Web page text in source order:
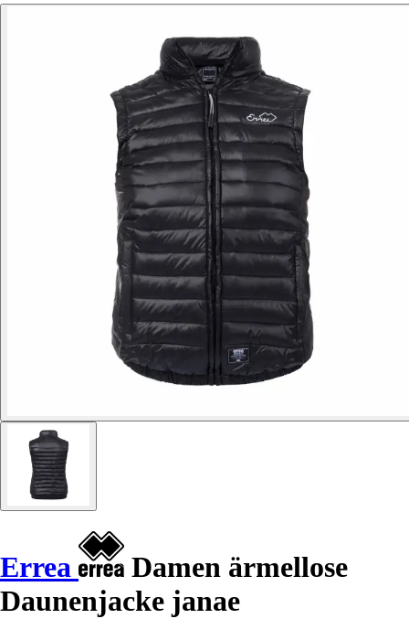
Errea
Damen ärmellose
Daunenjacke janae